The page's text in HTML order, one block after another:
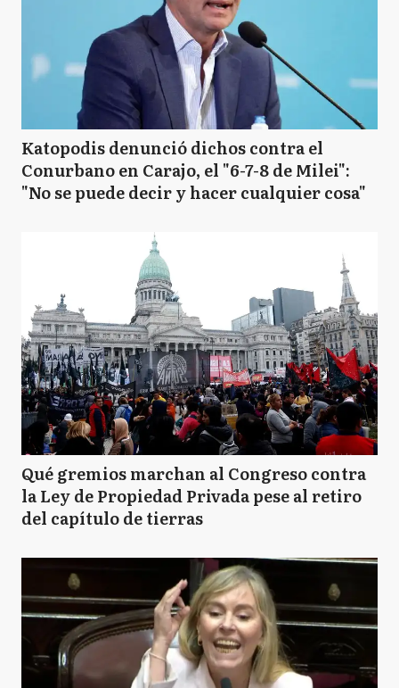
Katopodis denunció dichos contra el
Conurbano en Carajo, el "6-7-8 de Milei":
"No se puede decir y hacer cualquier cosa"
Qué gremios marchan al Congreso contra
la Ley de Propiedad Privada pese al retiro
del capítulo de tierras